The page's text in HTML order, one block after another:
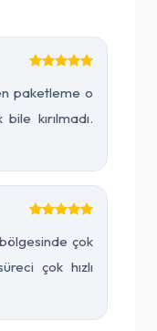
paketleme o
kırılmadı.
çok
çok hızlı